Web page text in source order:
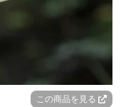
この商品を見る